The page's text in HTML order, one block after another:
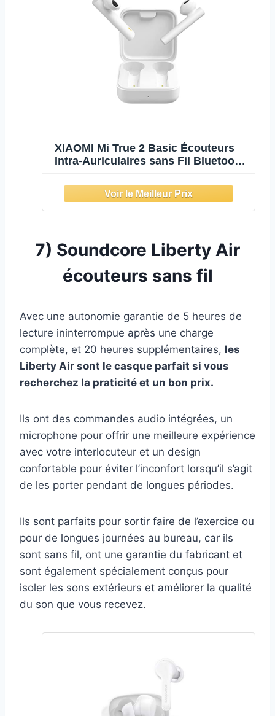
XIAOMI Mi True 2 Basic Écouteurs
Intra-Auriculaires sans Fil Bluetooth
7) Soundcore Liberty Air
écouteurs sans fil
Avec une autonomie garantie de 5 heures de
lecture ininterrompue après une charge
complète, et 20 heures supplémentaires, les
Liberty Air sont le casque parfait si vous
recherchez la praticité et un bon prix.
Ils ont des commandes audio intégrées, un
microphone pour offrir une meilleure expérience
avec votre interlocuteur et un design
confortable pour éviter l’inconfort lorsqu’il s’agit
de les porter pendant de longues périodes.
Ils sont parfaits pour sortir faire de l’exercice ou
pour de longues journées au bureau, car ils
sont sans fil, ont une garantie du fabricant et
sont également spécialement conçus pour
isoler les sons extérieurs et améliorer la qualité
du son que vous recevez.